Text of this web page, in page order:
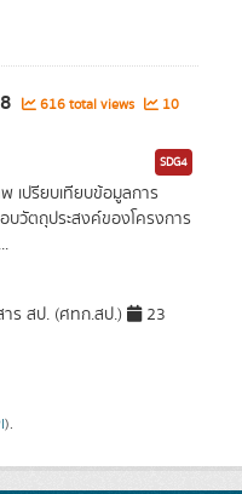
616 total views
10
SDG4
เปรียบเทียบข้อมูลการ
วัตถุประสงค์ของโครงการ
าร สป. (ศทก.สป.)
23
).